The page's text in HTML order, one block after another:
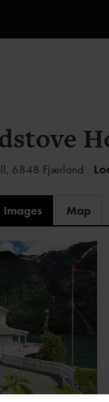
6848 Fjærland
Images Map